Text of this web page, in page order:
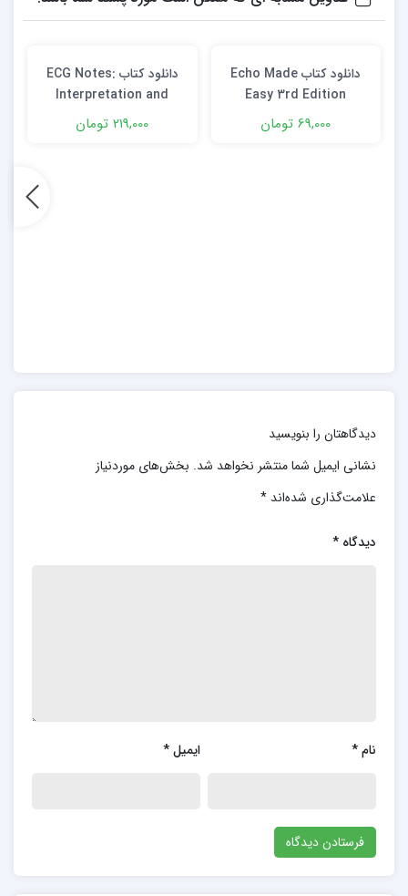
دانلود كتاب Echo Made
Easy 3rd Edition
69,000 تومان
دانلود كتاب ECG Notes:
Interpretation and
Management Guide 4th
Edition
219,000 تومان
دیدگاهتان را بنویسید
نشانی ایمیل شما منتشر نخواهد شد. بخش‌های موردنیاز
علامت‌گذاری شده‌اند *
دیدگاه *
نام* ایمیل*